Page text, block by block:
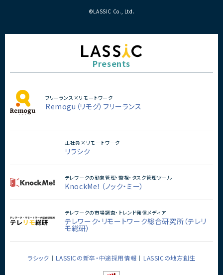
Webデザイナー/ディレクター×Spring案件一覧
Webデザイナー/ディレクター×SQL案件一覧
Webデザイナー/ディレクター×SQL Server案件一覧
Webデザイナー/ディレクター×Symfony案件一覧
Webデザイナー/ディレクター×Terraform案件一覧
Webデザイナー/ディレクター×Unity案件一覧
Webデザイナー/ディレクター×Vue.js案件一覧
Webデザイナー/ディレクター×XD案件一覧
©LASSIC Co., Ltd.
Presents
フリーランス×リモートワーク
Remogu（リモグ）フリーランス
正社員×リモートワーク
リラシク
テレワークの勤怠管理・監視・タスク管理ツール
KnockMe！（ノック・ミー）
テレワークの市場調査・トレンド発信メディア
テレワーク・リモートワーク総合研究所（テレリ
モ総研）
ラシック LASSICの新卒・中途採用情報 LASSICの地方創生